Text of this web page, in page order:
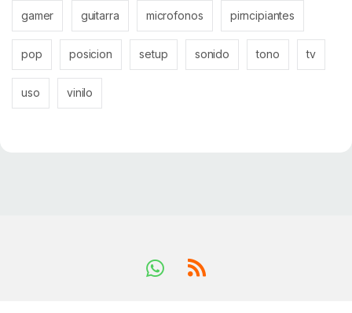
gamer guitarra microfonos pirncipiantes
pop posicion setup sonido tono tv
uso vinilo